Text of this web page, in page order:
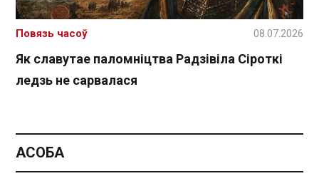
Як славутае паломніцтва Радзівіла Сіроткі
ледзь не сарвалася
Повязь часоў 08.07.2026
АСОБА